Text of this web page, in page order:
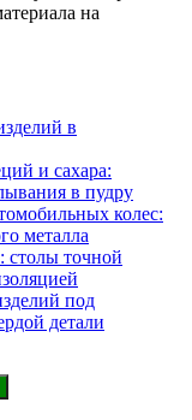
на
в
и сахара:
в пудру
колес:
металла
столы точной
под
детали